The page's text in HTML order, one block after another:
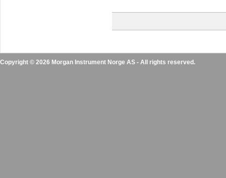
Copyright © 2026 Morgan Instrument Norge AS - All rights reserved.